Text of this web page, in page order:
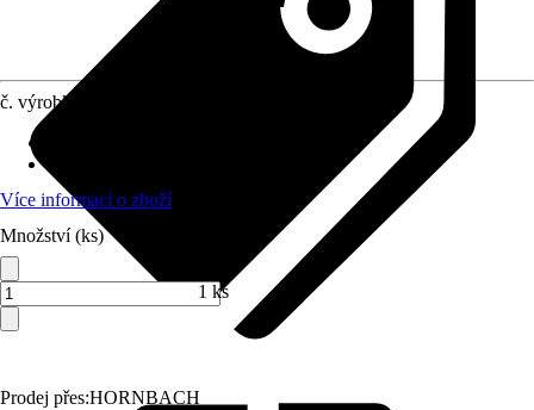
Prodej přes:HORNBACH
č. výrobku
Více informací o zboží
Množství (ks)
1 ks